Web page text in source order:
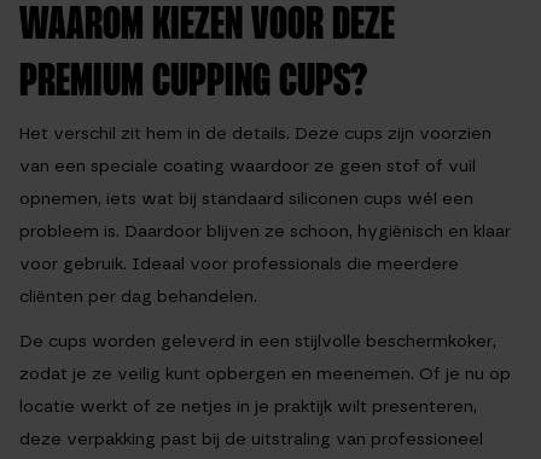
WAAROM KIEZEN VOOR DEZE
PREMIUM CUPPING CUPS?
Het verschil zit hem in de details. Deze cups zijn voorzien
van een speciale coating waardoor ze geen stof of vuil
opnemen, iets wat bij standaard siliconen cups wél een
probleem is. Daardoor blijven ze schoon, hygiënisch en klaar
voor gebruik. Ideaal voor professionals die meerdere
cliënten per dag behandelen.
De cups worden geleverd in een stijlvolle beschermkoker,
zodat je ze veilig kunt opbergen en meenemen. Of je nu op
locatie werkt of ze netjes in je praktijk wilt presenteren,
deze verpakking past bij de uitstraling van professioneel